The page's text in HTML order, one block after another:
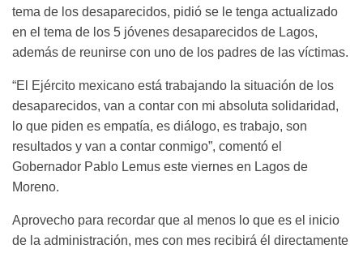
tema de los desaparecidos, pidió se le tenga actualizado
en el tema de los 5 jóvenes desaparecidos de Lagos,
además de reunirse con uno de los padres de las víctimas.
“El Ejército mexicano está trabajando la situación de los
desaparecidos, van a contar con mi absoluta solidaridad,
lo que piden es empatía, es diálogo, es trabajo, son
resultados y van a contar conmigo”, comentó el
Gobernador Pablo Lemus este viernes en Lagos de
Moreno.
Aprovecho para recordar que al menos lo que es el inicio
de la administración, mes con mes recibirá él directamente